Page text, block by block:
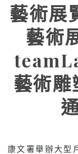
藝術展
藝術
藝術雕
康文署舉辦大型